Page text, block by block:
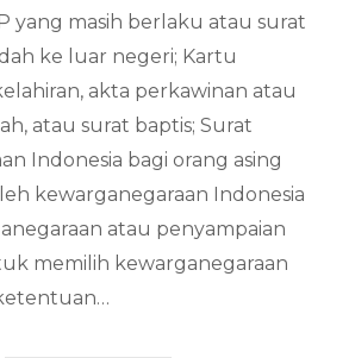
yang masih berlaku atau surat
ke luar negeri; Kartu
akta perkawinan atau
atau surat baptis; Surat
Indonesia bagi orang asing
kewarganegaraan Indonesia
atau penyampaian
memilih kewarganegaraan